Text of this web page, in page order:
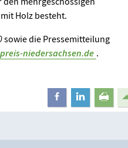
Holz besteht.
sowie die Pressemitteilung
niedersachsen.de .
teilen mitteilendrucken